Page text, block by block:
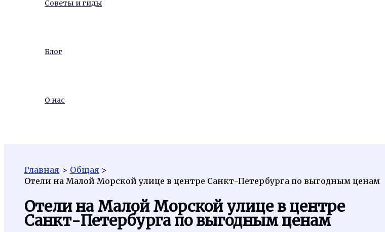
Советы и гиды
Блог
О нас
Главная
Общая
Отели на Малой Морской улице в центре Санкт-Петербурга по выгодным ценам
Отели на Малой Морской улице в центре
Санкт-Петербурга по выгодным ценам